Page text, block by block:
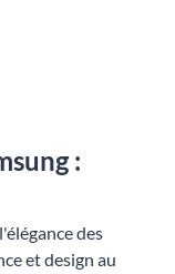
:
des
et design au